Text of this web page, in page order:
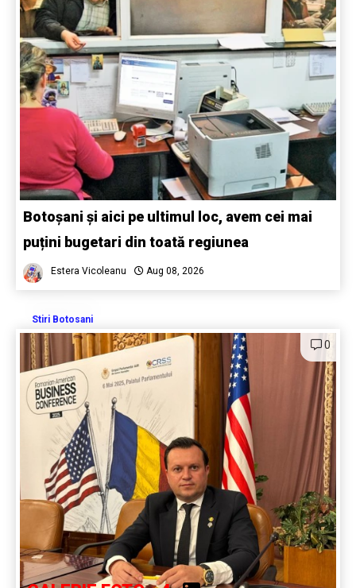
Botoșani și aici pe ultimul loc, avem cei mai
puțini bugetari din toată regiunea
Estera Vicoleanu Aug 08, 2026
Stiri Botosani
0